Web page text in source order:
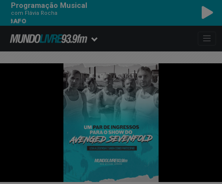
Programação Musical
com Flávia Rocha
MARCELO D2 -